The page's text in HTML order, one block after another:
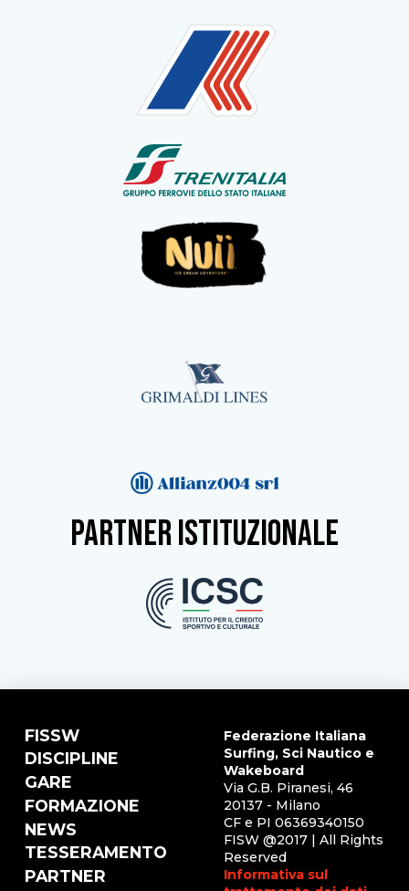
partner istituzionale
FISSW
DISCIPLINE
GARE
FORMAZIONE
NEWS
TESSERAMENTO
PARTNER
Federazione Italiana
Surfing, Sci Nautico e
Wakeboard
Via G.B. Piranesi, 46
20137 - Milano
CF e PI 06369340150
FISW @2017 | All Rights
Reserved
Informativa sul